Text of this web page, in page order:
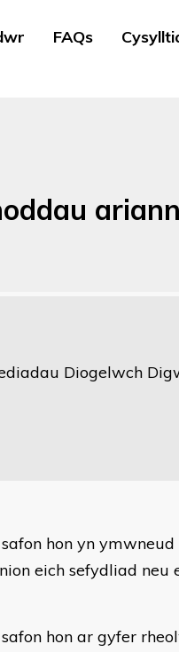
FAQs
Diogelwch
safon hon yn
eich sefydliad neu
safon hon ar gyfer